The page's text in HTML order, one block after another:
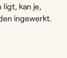
kan je,
ingewerkt.